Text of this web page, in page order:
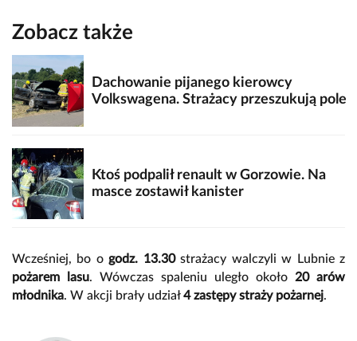
Zobacz także
Dachowanie pijanego kierowcy
Volkswagena. Strażacy przeszukują pole
Ktoś podpalił renault w Gorzowie. Na
masce zostawił kanister
Wcześniej, bo o godz. 13.30strażacy walczyli w Lubnie z
pożarem lasu. Wówczas spaleniu uległo około 20 arów
młodnika. W akcji brały udział4 zastępy straży pożarnej.